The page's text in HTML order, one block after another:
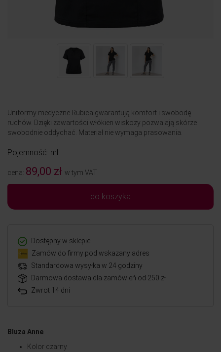
Uniformy medyczne Rubica gwarantują komfort i swobodę
ruchów. Dzięki zawartości włókien wiskozy pozwalają skórze
swobodnie oddychać. Materiał nie wymaga prasowania.
Pojemność: ml
cena: 89,00 zł w tym VAT
do koszyka
Dostępny w sklepie
Zamów do firmy pod wskazany adres
Standardowa wysyłka w 24 godziny
Darmowa dostawa dla zamówień od 250 zł
Zwrot 14 dni
Bluza Anne
Kolor czarny